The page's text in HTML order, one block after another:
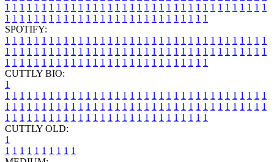
1 1 1 1 1 1 1 1 1 1 1 1 1 1 1 1 1 1 1 1 1 1 1 1 1 1 1 1 1 1 1 1 1 1 1 1
1 1 1 1 1 1 1 1 1 1 1 1 1 1 1 1 1 1 1 1 1 1 1 1 1 1 1 1
SPOTIFY:
1 1 1 1 1 1 1 1 1 1 1 1 1 1 1 1 1 1 1 1 1 1 1 1 1 1 1 1 1 1 1 1 1 1 1 1
1 1 1 1 1 1 1 1 1 1 1 1 1 1 1 1 1 1 1 1 1 1 1 1 1 1 1 1 1 1 1 1 1 1 1 1
1 1 1 1 1 1 1 1 1 1 1 1 1 1 1 1 1 1 1 1 1 1 1 1 1 1 1 1
CUTTLY BIO:
1
1 1 1 1 1 1 1 1 1 1 1 1 1 1 1 1 1 1 1 1 1 1 1 1 1 1 1 1 1 1 1 1 1 1 1 1
1 1 1 1 1 1 1 1 1 1 1 1 1 1 1 1 1 1 1 1 1 1 1 1 1 1 1 1 1 1 1 1 1 1 1 1
1 1 1 1 1 1 1 1 1 1 1 1 1 1 1 1 1 1 1 1 1 1 1 1 1 1 1 1
CUTTLY OLD:
1
1 1 1 1 1 1 1 1 1 1